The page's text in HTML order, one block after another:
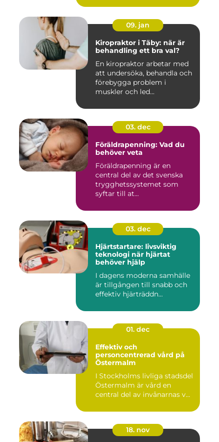
09. jan
Kiropraktor i Täby: när är
behandling ett bra val?
En kiropraktor arbetar med
att undersöka, behandla och
förebygga problem i
muskler och led...
03. dec
Föräldrapenning: Vad du
behöver veta
Föräldrapenning är en
central del av det svenska
trygghetssystemet som
syftar till at...
03. dec
Hjärtstartare: livsviktig
teknologi när hjärtat
behöver hjälp
I dagens moderna samhälle
är tillgången till snabb och
effektiv hjärträddn...
01. dec
Effektiv och
personcentrerad vård på
Östermalm
I Stockholms livliga stadsdel
Östermalm är vård en
central del av invånarnas v...
18. nov